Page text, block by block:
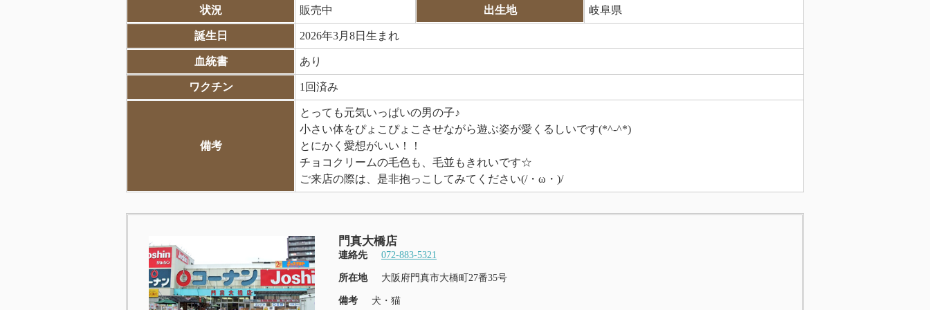
状況 販売中 出生地 岐阜県
誕生日 2026年3月8日生まれ
血統書 あり
ワクチン 1回済み
備考
とっても元気いっぱいの男の子♪
小さい体をぴょこぴょこさせながら遊ぶ姿が愛くるしいです(*^-^*)
とにかく愛想がいい！！
チョコクリームの毛色も、毛並もきれいです☆
ご来店の際は、是非抱っこしてみてください(/・ω・)/
門真大橋店
連絡先 072-883-5321
所在地 大阪府門真市大橋町27番35号
備考
犬・猫